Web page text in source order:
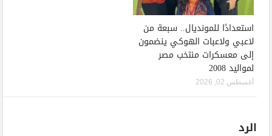
استعدادًا للمونديال.. سبعة من
لاعبي ولاعبات الهوكي ينضمون
إلى معسكرات منتخب مصر
لمواليد 2008
أغسطس 02, 2026
الرد